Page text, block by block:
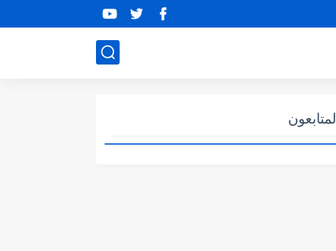
المتابعون